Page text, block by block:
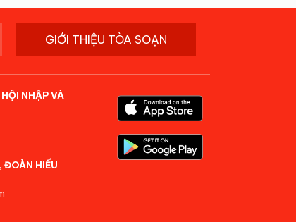
GIỚI THIỆU TÒA SOẠN
NHẬP VÀ
ĐOÀN HIẾU